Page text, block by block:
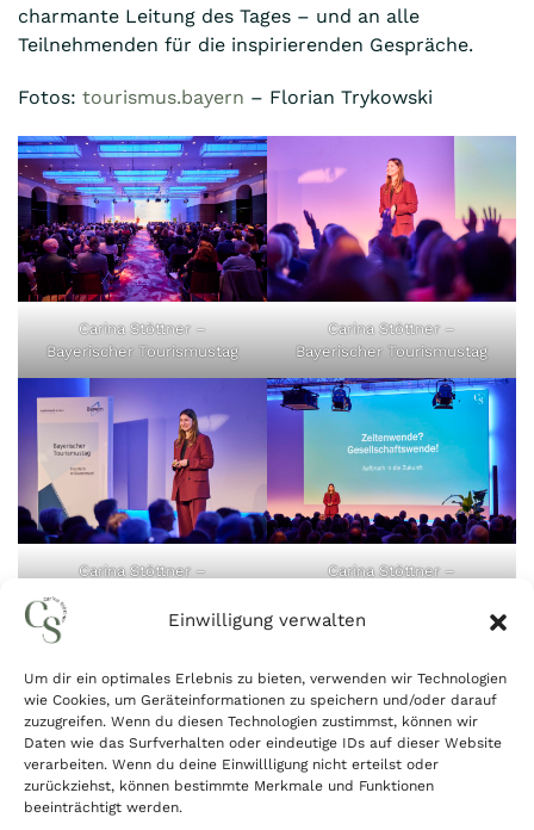
Einwilligung verwalten
Um dir ein optimales Erlebnis zu bieten, verwenden wir Technologien
wie Cookies, um Geräteinformationen zu speichern und/oder darauf
zuzugreifen. Wenn du diesen Technologien zustimmst, können wir
Daten wie das Surfverhalten oder eindeutige IDs auf dieser Website
verarbeiten. Wenn du deine Einwillligung nicht erteilst oder
zurückziehst, können bestimmte Merkmale und Funktionen
beeinträchtigt werden.
charmante Leitung des Tages – und an alle
Teilnehmenden für die inspirierenden Gespräche.
Fotos: tourismus.bayern – Florian Trykowski
Carina Stöttner –
Bayerischer Tourismustag
Carina Stöttner –
Bayerischer Tourismustag
Carina Stöttner –
Bayerischer Tourismustag
Carina Stöttner –